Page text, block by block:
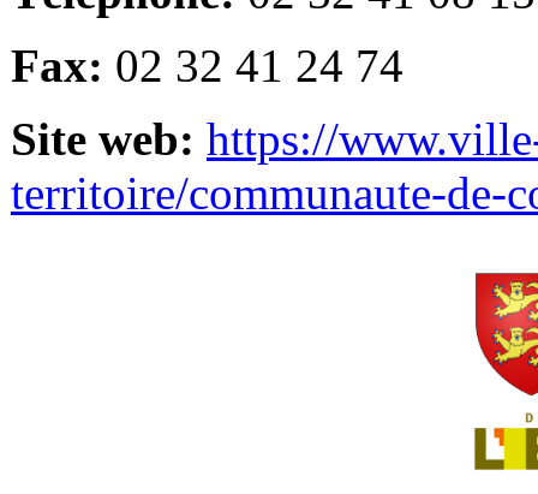
Fax: 02 32 41 24 74
Site web: https://
territoire/communaute-de-